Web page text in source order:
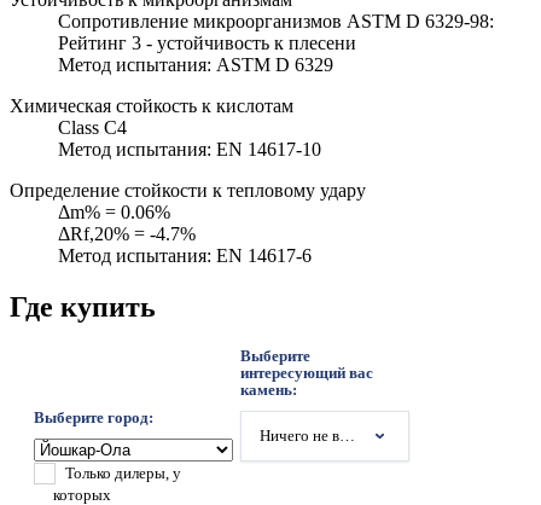
Сопротивление микроорганизмов ASTM D 6329-98:
Рейтинг 3 - устойчивость к плесени
Метод испытания: ASTM D 6329
Химическая стойкость к кислотам
Class C4
Метод испытания: EN 14617-10
Определение стойкости к тепловому удару
Δm% = 0.06%
ΔRf,20% = -4.7%
Метод испытания: EN 14617-6
Где купить
Выберите город:
Выберите
интересующий вас
камень:
Ничего не выбрано
Только дилеры, у
которых